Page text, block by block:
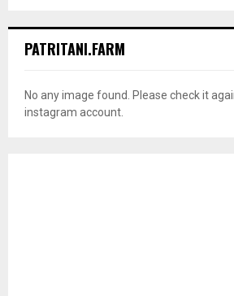
PATRITANI.FARM
No any image found. Please check it
instagram account.